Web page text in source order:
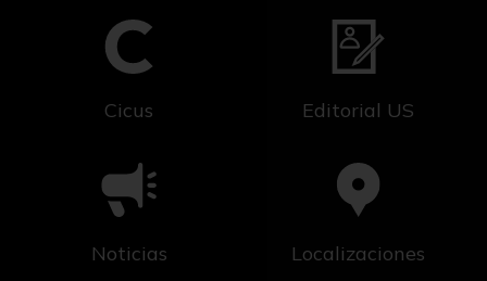
Cicus Editorial US
Noticias Localizaciones